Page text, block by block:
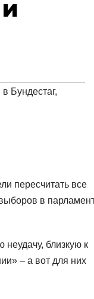
Бундестаг,
пересчитать все
в
близкую к
– а вот для них